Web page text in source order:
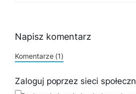
Napisz komentarz
Komentarze (1)
Zaloguj poprzez sieci